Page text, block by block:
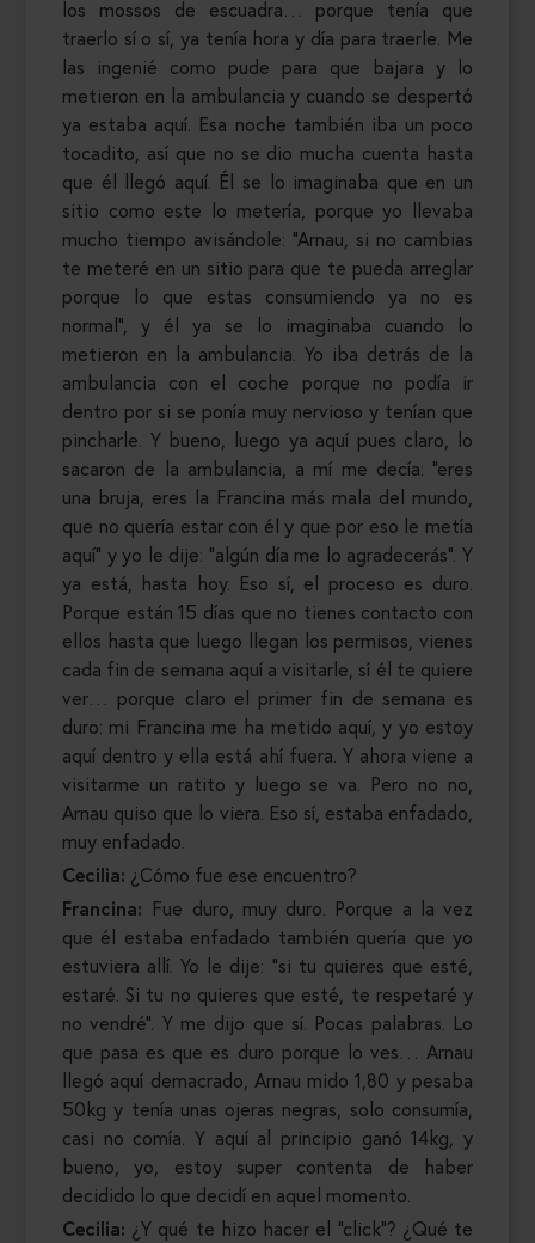
los mossos de escuadra… porque tenía que
traerlo sí o sí, ya tenía hora y día para traerle. Me
las ingenié como pude para que bajara y lo
metieron en la ambulancia y cuando se despertó
ya estaba aquí. Esa noche también iba un poco
tocadito, así que no se dio mucha cuenta hasta
que él llegó aquí. Él se lo imaginaba que en un
sitio como este lo metería, porque yo llevaba
mucho tiempo avisándole: “Arnau, si no cambias
te meteré en un sitio para que te pueda arreglar
porque lo que estas consumiendo ya no es
normal”, y él ya se lo imaginaba cuando lo
metieron en la ambulancia. Yo iba detrás de la
ambulancia con el coche porque no podía ir
dentro por si se ponía muy nervioso y tenían que
pincharle. Y bueno, luego ya aquí pues claro, lo
sacaron de la ambulancia, a mí me decía: “eres
una bruja, eres la Francina más mala del mundo,
que no quería estar con él y que por eso le metía
aquí” y yo le dije: “algún día me lo agradecerás”. Y
ya está, hasta hoy. Eso sí, el proceso es duro.
Porque están 15 días que no tienes contacto con
ellos hasta que luego llegan los permisos, vienes
cada fin de semana aquí a visitarle, sí él te quiere
ver… porque claro el primer fin de semana es
duro: mi Francina me ha metido aquí, y yo estoy
aquí dentro y ella está ahí fuera. Y ahora viene a
visitarme un ratito y luego se va. Pero no no,
Arnau quiso que lo viera. Eso sí, estaba enfadado,
muy enfadado.
Cecilia: ¿Cómo fue ese encuentro?
Francina: Fue duro, muy duro. Porque a la vez
que él estaba enfadado también quería que yo
estuviera allí. Yo le dije: “si tu quieres que esté,
estaré. Si tu no quieres que esté, te respetaré y
no vendré”. Y me dijo que sí. Pocas palabras. Lo
que pasa es que es duro porque lo ves… Arnau
llegó aquí demacrado, Arnau mido 1,80 y pesaba
50kg y tenía unas ojeras negras, solo consumía,
casi no comía. Y aquí al principio ganó 14kg, y
bueno, yo, estoy super contenta de haber
decidido lo que decidí en aquel momento.
Cecilia: ¿Y qué te hizo hacer el “click”? ¿Qué te